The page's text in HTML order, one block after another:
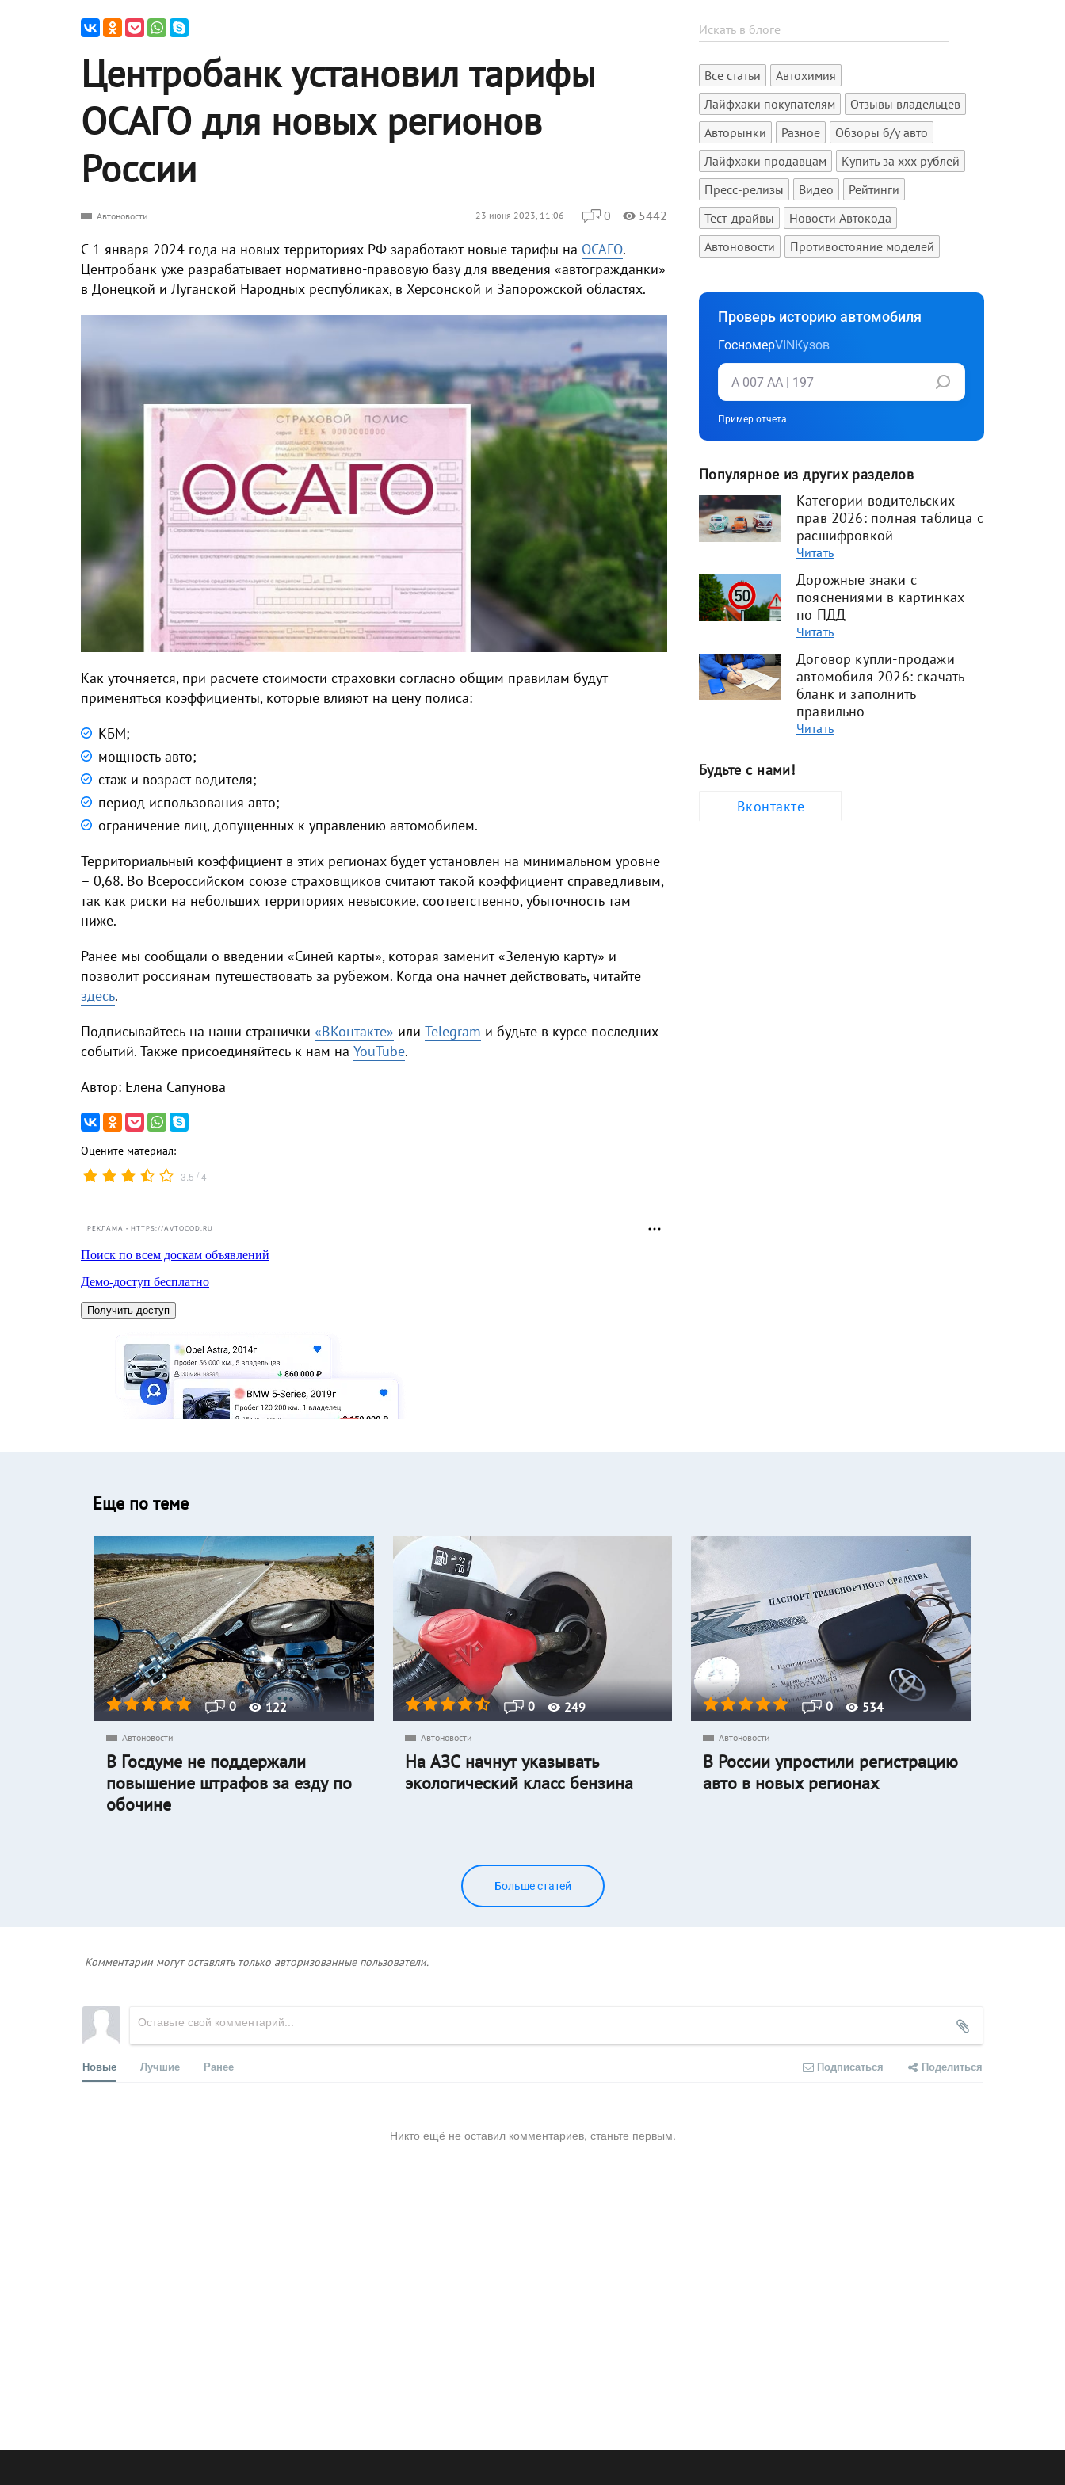
Центробанк установил тарифы
ОСАГО для новых регионов
России
Автоновости 23 июня 2023, 11:06 0 5442
С 1 января 2024 года на новых территориях РФ заработают новые тарифы на ОСАГО.
Центробанк уже разрабатывает нормативно-правовую базу для введения «автогражданки»
в Донецкой и Луганской Народных республиках, в Херсонской и Запорожской областях.
Как уточняется, при расчете стоимости страховки согласно общим правилам будут
применяться коэффициенты, которые влияют на цену полиса:
КБМ;
мощность авто;
стаж и возраст водителя;
период использования авто;
ограничение лиц, допущенных к управлению автомобилем.
Территориальный коэффициент в этих регионах будет установлен на минимальном уровне
– 0,68. Во Всероссийском союзе страховщиков считают такой коэффициент справедливым,
так как риски на небольших территориях невысокие, соответственно, убыточность там
ниже.
Ранее мы сообщали о введении «Синей карты», которая заменит «Зеленую карту» и
позволит россиянам путешествовать за рубежом. Когда она начнет действовать, читайте
здесь.
Подписывайтесь на наши странички «ВКонтакте» или Telegram и будьте в курсе последних
событий. Также присоединяйтесь к нам на YouTube.
Автор: Елена Сапунова
Оцените материал:
3.5 /4
РЕКЛАМА • HTTPS://AVTOCOD.RU
Все статьи
Автохимия
Лайфхаки покупателям
Отзывы владельцев
Авторынки
Разное
Обзоры б/у авто
Лайфхаки продавцам
Купить за xxx рублей
Пресс-релизы
Видео
Рейтинги
Тест-драйвы
Новости Автокода
Автоновости
Противостояние моделей
Проверь историю автомобиля
ГосномерVINКузов
Пример отчета
Популярное из других разделов
Категории водительских
прав 2026: полная таблица с
расшифровкой
Читать
Дорожные знаки с
пояснениями в картинках
по ПДД
Читать
Договор купли-продажи
автомобиля 2026: скачать
бланк и заполнить
правильно
Читать
Будьте с нами!
Вконтакте
Еще по теме
0 122
Автоновости
В Госдуме не поддержали
повышение штрафов за езду по
обочине
0 249
Автоновости
На АЗС начнут указывать
экологический класс бензина
0 534
Автоновости
В России упростили регистрацию
авто в новых регионах
Больше статей
Комментарии могут оставлять только авторизованные пользователи.
Новые Лучшие Ранее Подписаться Поделиться
Никто ещё не оставил комментариев, станьте первым.